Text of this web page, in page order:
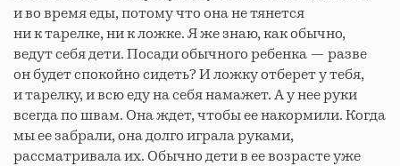
и во время еды, потому что она не тянется
ни к тарелке, ни к ложке. Я же знаю, как обычно,
ведут себя дети. Посади обычного ребенка — разве
он будет спокойно сидеть? И ложку отберет у тебя,
и тарелку, и всю еду на себя намажет. А у нее руки
всегда по швам. Она ждет, чтобы ее накормили. Когда
мы ее забрали, она долго играла руками,
рассматривала их. Обычно дети в ее возрасте уже